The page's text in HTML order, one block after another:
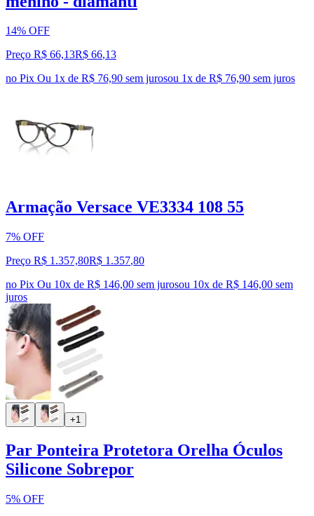
14% OFF
Preço R$ 66,13R$ 66,13
no Pix Ou 1x de R$ 76,90 sem jurosou 1x de R$ 76,90 sem juros
Armação Versace VE3334 108 55
7% OFF
Preço R$ 1.357,80R$ 1.357,80
no Pix Ou 10x de R$ 146,00 sem jurosou 10x de R$ 146,00 sem
juros
+1
Par Ponteira Protetora Orelha Óculos
Silicone Sobrepor
5% OFF